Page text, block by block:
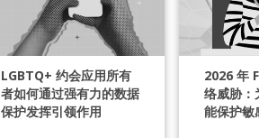
LGBTQ+ 约会应用所有
者如何通过强有力的数据
保护发挥引领作用
2026 年
络威胁：
能保护敏